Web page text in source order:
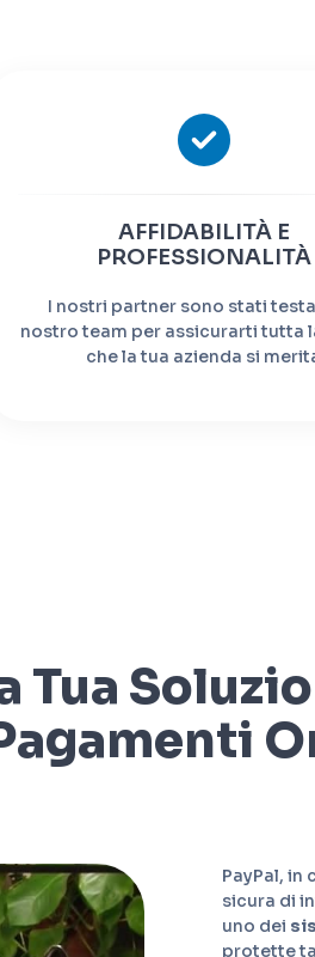
AFFIDABILITÀ E
PROFESSIONALITÀ
I nostri partner sono stati
nostro team per assicurarti tutta
che la tua azienda si
Tua
PayPal, in
sicura di
uno dei
protette